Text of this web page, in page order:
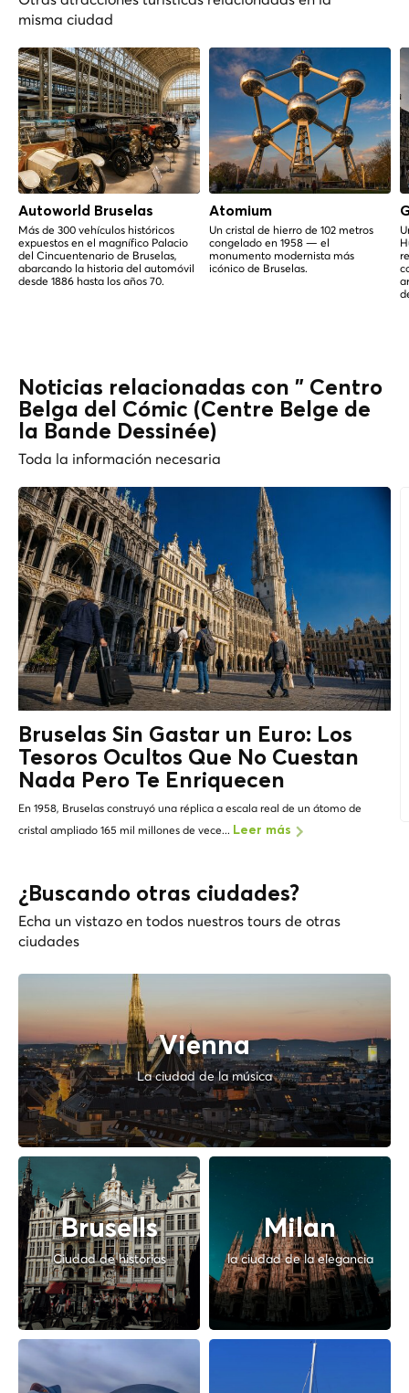
misma ciudad
Autoworld Bruselas
Más de 300 vehículos históricos
expuestos en el magnífico Palacio
del Cincuentenario de Bruselas,
abarcando la historia del automóvil
desde 1886 hasta los años 70.
Atomium
Un cristal de hierro de 102 metros
congelado en 1958 — el
monumento modernista más
icónico de Bruselas.
Noticias relacionadas con " Centro
Belga del Cómic (Centre Belge de
la Bande Dessinée)
Toda la información necesaria
Bruselas Sin Gastar un Euro: Los
Tesoros Ocultos Que No Cuestan
Nada Pero Te Enriquecen
En 1958, Bruselas construyó una réplica a escala real de un átomo de
cristal ampliado 165 mil millones de vece... Leer más
¿Buscando otras ciudades?
Echa un vistazo en todos nuestros tours de otras
ciudades
Vienna
La ciudad de la música
Brusells
Ciudad de historias
Milan
la ciudad de la elegancia